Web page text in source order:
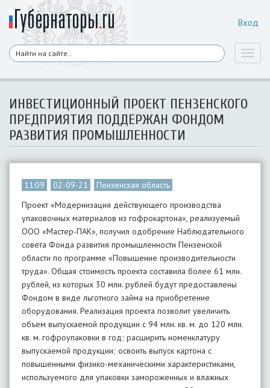
Вход
ИНВЕСТИЦИОННЫЙ ПРОЕКТ ПЕНЗЕНСКОГО
ПРЕДПРИЯТИЯ ПОДДЕРЖАН ФОНДОМ
РАЗВИТИЯ ПРОМЫШЛЕННОСТИ
11:09 02-09-21
Пензенская область
Проект «Модернизация действующего производства
упаковочных материалов из гофрокартона», реализуемый
ООО «Мастер-ПАК», получил одобрение Наблюдательного
совета Фонда развития промышленности Пензенской
области по программе «Повышение производительности
труда». Общая стоимость проекта составила более 61 млн.
рублей, из которых 30 млн. рублей будут предоставлены
Фондом в виде льготного займа на приобретение
оборудования. Реализация проекта позволит увеличить
объем выпускаемой продукции с 94 млн. кв. м. до 120 млн.
кв. м. гофроупаковки в год; расширить номенклатуру
выпускаемой продукции; освоить выпуск картона с
повышенными физико-механическими характеристиками,
используемого для упаковки замороженных и влажных